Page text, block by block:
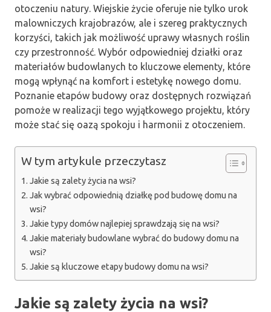
otoczeniu natury. Wiejskie życie oferuje nie tylko urok
malowniczych krajobrazów, ale i szereg praktycznych
korzyści, takich jak możliwość uprawy własnych roślin
czy przestronność. Wybór odpowiedniej działki oraz
materiałów budowlanych to kluczowe elementy, które
mogą wpłynąć na komfort i estetykę nowego domu.
Poznanie etapów budowy oraz dostępnych rozwiązań
pomoże w realizacji tego wyjątkowego projektu, który
może stać się oazą spokoju i harmonii z otoczeniem.
W tym artykule przeczytasz
Jakie są zalety życia na wsi?
Jak wybrać odpowiednią działkę pod budowę domu na
wsi?
Jakie typy domów najlepiej sprawdzają się na wsi?
Jakie materiały budowlane wybrać do budowy domu na
wsi?
Jakie są kluczowe etapy budowy domu na wsi?
Jakie są zalety życia na wsi?